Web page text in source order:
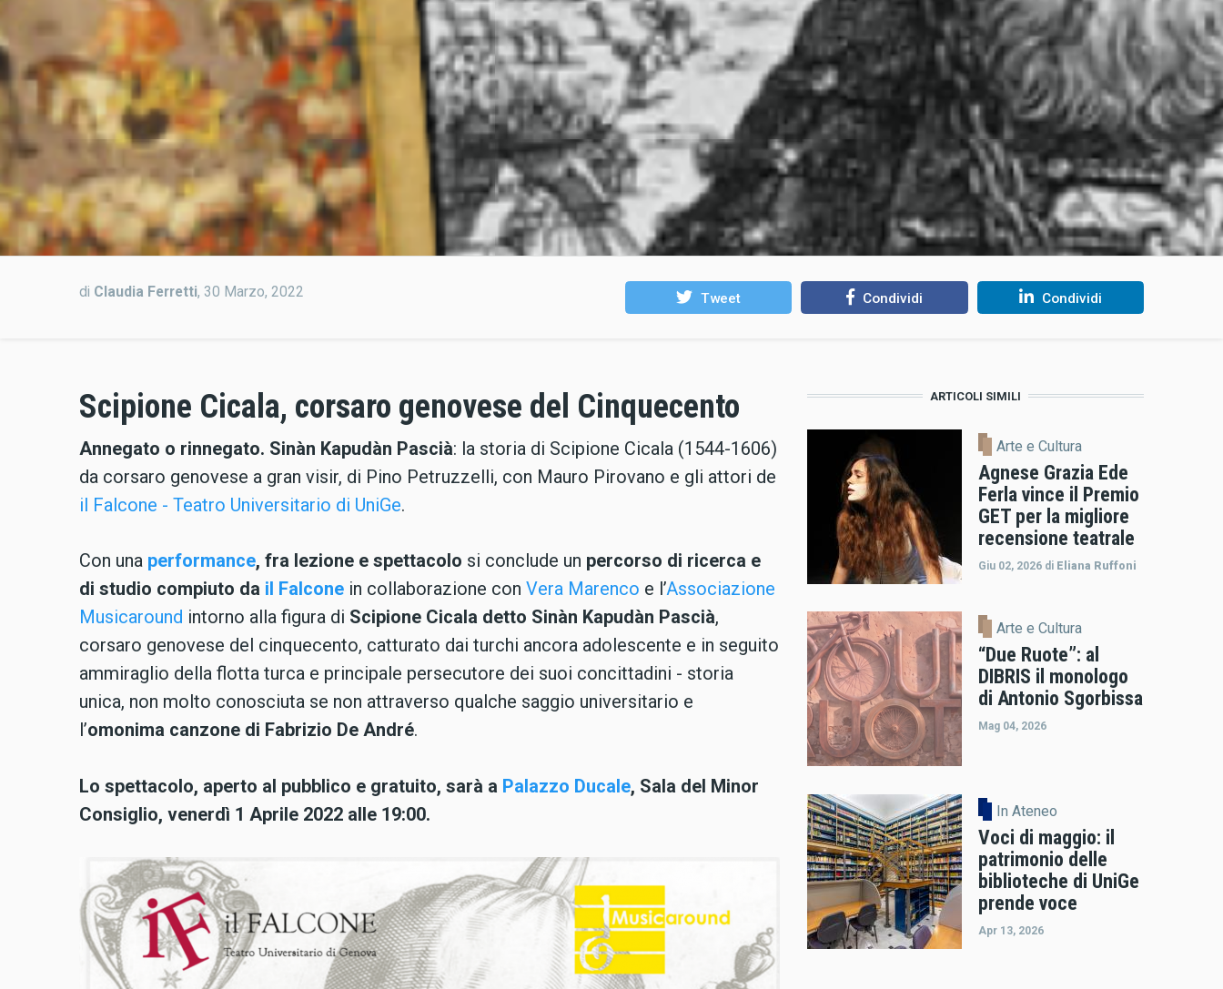
di Claudia Ferretti, 30 Marzo, 2022 Tweet Condividi Condividi
Scipione Cicala, corsaro genovese del Cinquecento
Annegato o rinnegato. Sinàn Kapudàn Pascià: la storia di Scipione Cicala (1544-1606)
da corsaro genovese a gran visir, di Pino Petruzzelli, con Mauro Pirovano e gli attori de
il Falcone - Teatro Universitario di UniGe.
Con una performance, fra lezione e spettacolo si conclude un percorso di ricerca e
di studio compiuto da il Falcone in collaborazione con Vera Marenco e l’Associazione
Musicaround intorno alla figura di Scipione Cicala detto Sinàn Kapudàn Pascià,
corsaro genovese del cinquecento, catturato dai turchi ancora adolescente e in seguito
ammiraglio della flotta turca e principale persecutore dei suoi concittadini - storia
unica, non molto conosciuta se non attraverso qualche saggio universitario e
l’omonima canzone di Fabrizio De André.
Lo spettacolo, aperto al pubblico e gratuito, sarà a Palazzo Ducale, Sala del Minor
Consiglio, venerdì 1 Aprile 2022 alle 19:00.
ARTICOLI SIMILI
Arte e Cultura
Agnese Grazia Ede
Ferla vince il Premio
GET per la migliore
recensione teatrale
Giu 02, 2026 di Eliana Ruffoni
Arte e Cultura
“Due Ruote”: al
DIBRIS il monologo
di Antonio Sgorbissa
Mag 04, 2026
In Ateneo
Voci di maggio: il
patrimonio delle
biblioteche di UniGe
prende voce
Apr 13, 2026